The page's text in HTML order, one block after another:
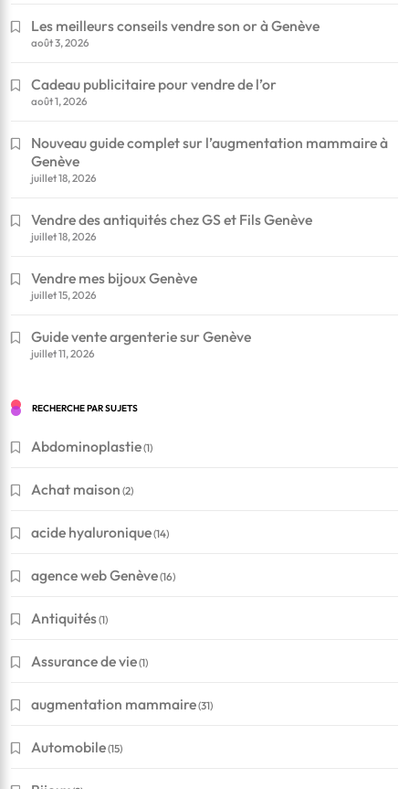
Les meilleurs conseils vendre son or à Genève
août 3, 2026
Cadeau publicitaire pour vendre de l’or
août 1, 2026
Nouveau guide complet sur l’augmentation mammaire à
Genève
juillet 18, 2026
Vendre des antiquités chez GS et Fils Genève
juillet 18, 2026
Vendre mes bijoux Genève
juillet 15, 2026
Guide vente argenterie sur Genève
juillet 11, 2026
RECHERCHE PAR SUJETS
Abdominoplastie(1)
Achat maison (2)
acide hyaluronique(14)
agence web Genève(16)
Antiquités(1)
Assurance de vie(1)
augmentation mammaire(31)
Automobile(15)